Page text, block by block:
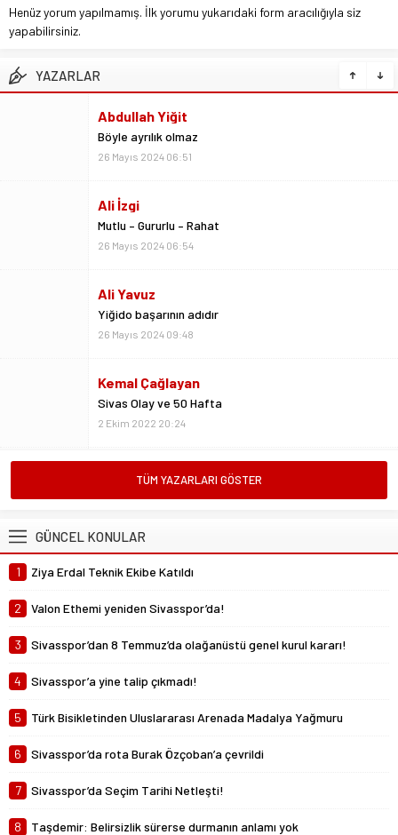
Henüz yorum yapılmamış. İlk yorumu yukarıdaki form aracılığıyla siz
yapabilirsiniz.
YAZARLAR
Ali İzgi
Mutlu – Gururlu – Rahat
26 Mayıs 2024 06:54
Ali Yavuz
Yiğido başarının adıdır
26 Mayıs 2024 09:48
Kemal Çağlayan
Sivas Olay ve 50 Hafta
2 Ekim 2022 20:24
Metin Kulaksız
Vedalar da sevgidendir
26 Mayıs 2024 06:53
Mustafa Ateş
Böyle ayrılık olmaz
TÜM YAZARLARI GÖSTER
GÜNCEL KONULAR
1 Ziya Erdal Teknik Ekibe Katıldı
2 Valon Ethemi yeniden Sivasspor’da!
3 Sivasspor’dan 8 Temmuz’da olağanüstü genel kurul kararı!
4 Sivasspor’a yine talip çıkmadı!
5 Türk Bisikletinden Uluslararası Arenada Madalya Yağmuru
6 Sivasspor’da rota Burak Özçoban’a çevrildi
7 Sivasspor’da Seçim Tarihi Netleşti!
8 Taşdemir: Belirsizlik sürerse durmanın anlamı yok